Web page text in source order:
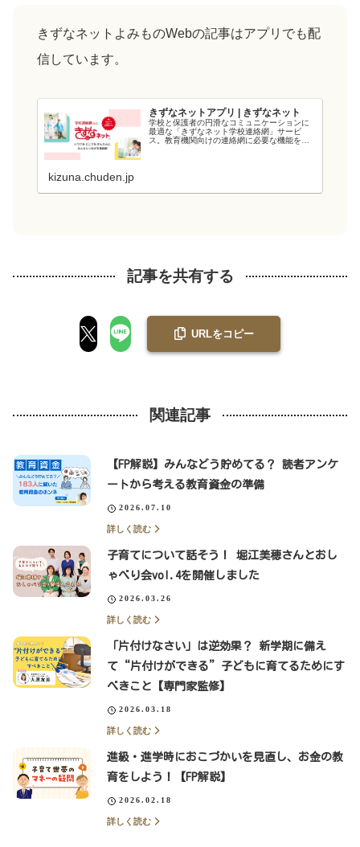
きずなネットよみものWebの記事はアプリでも配
信しています。
きずなネットアプリ | きずなネット
学校と保護者の円滑なコミュニケーションに
最適な「きずなネット学校連絡網」サービ
ス。教育機関向けの連絡網に必要な機能を備
kizuna.chuden.jp
記事を共有する
URLをコピー
関連記事
【FP解説】みんなどう貯めてる？ 読者アンケ
ートから考える教育資金の準備
2026.07.10
詳しく読む
子育てについて話そう！ 堀江美穂さんとおし
ゃべり会vol.4を開催しました
2026.03.26
詳しく読む
「片付けなさい」は逆効果？ 新学期に備え
て“片付けができる”子どもに育てるためにす
べきこと【専門家監修】
2026.03.18
詳しく読む
進級・進学時におこづかいを見直し、お金の教
育をしよう！【FP解説】
2026.02.18
詳しく読む